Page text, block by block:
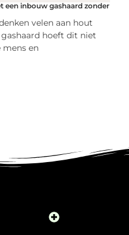
een inbouw gashaard zonder
velen aan hout
hoeft dit niet
mens en